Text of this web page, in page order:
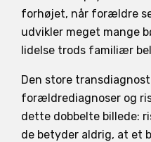
forhøjet, når forældre
udvikler meget mange
lidelse trods familiær
Den store
forældrediagnoser og
dette dobbelte billede:
de betyder aldrig, at et